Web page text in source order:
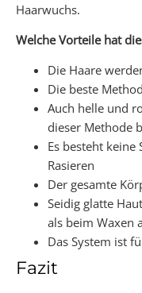
Haarwuchs.
Welche Vorteile hat
Die Haare
Die beste
Auch helle und
dieser Methode
Es besteht
Rasieren
Der gesamte
Seidig glatte
als beim Waxen
Das System ist
Fazit